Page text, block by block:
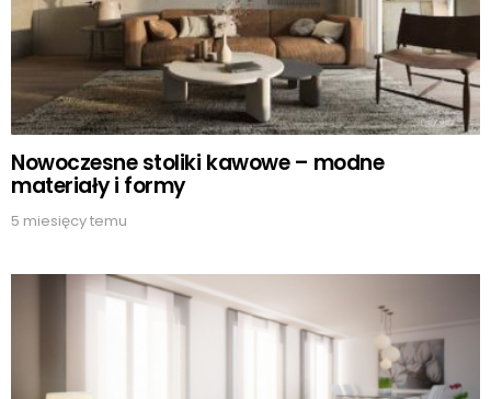
Nowoczesne stoliki kawowe – modne
materiały i formy
5 miesięcy temu